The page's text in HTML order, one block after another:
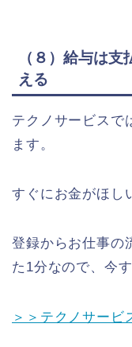
（８）給与は
える
テクノサービスで
ます。
すぐにお金がほし
登録からお仕事の
た1分なので、今
＞＞テクノサービ